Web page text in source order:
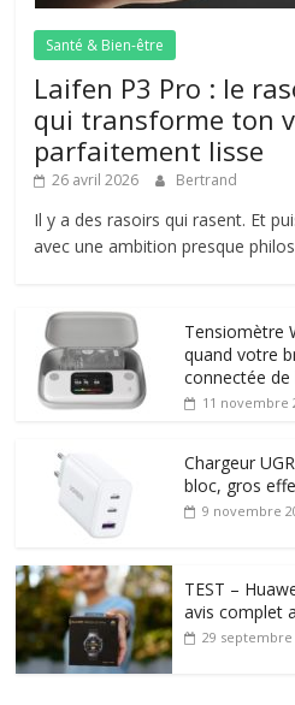
Santé & Bien-être
Laifen P3 Pro : le
qui transforme ton
parfaitement lisse
26 avril 2026 Bertrand
Il y a des rasoirs qui rasent. Et
avec une ambition presque
Tensiomètre
quand votre
connectée
11 novembre
Chargeur
bloc, gros
9 novembre
TEST –
avis complet
29 septembre